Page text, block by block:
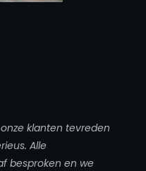
klanten tevreden
Alle
besproken en we